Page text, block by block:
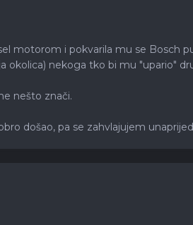
motorom i pokvarila mu se Bosch
okolica) nekoga tko bi mu "upario"
nešto znači.
došao, pa se zahvlajujem